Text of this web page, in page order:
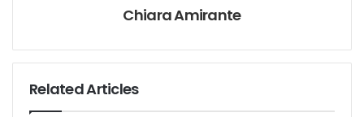
Chiara Amirante
Related Articles